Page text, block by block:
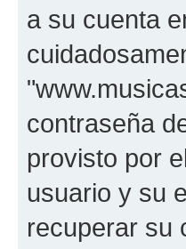
a su cuenta
contraseña
provisto por
usuario y su
recuperar su